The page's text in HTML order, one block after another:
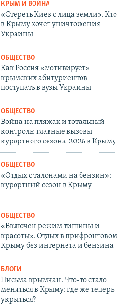
КРЫМ И ВОЙНА
«Стереть Киев с лица земли». Кто
в Крыму хочет уничтожения
Украины
ОБЩЕСТВО
Как Россия «мотивирует»
крымских абитуриентов
поступать в вузы Украины
ОБЩЕСТВО
Война на пляжах и тотальный
контроль: главные вызовы
курортного сезона-2026 в Крыму
ОБЩЕСТВО
«Отдых с талонами на бензин»:
курортный сезон в Крыму
ОБЩЕСТВО
«Включен режим тишины и
красоты». Отдых в прифронтовом
Крыму без интернета и бензина
БЛОГИ
Письма крымчан. Что-то стало
меняться в Крыму: где же теперь
укрыться?